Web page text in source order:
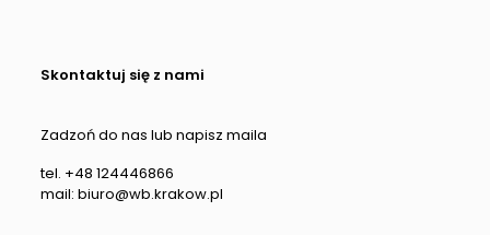
Skontaktuj się z nami
Zadzoń do nas lub napisz maila
tel. +48 124446866
mail: biuro@wb.krakow.pl